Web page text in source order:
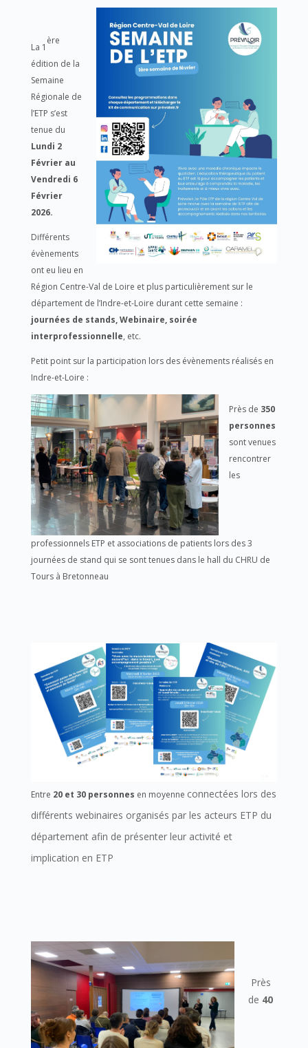
La 1
ère
édition de la
Semaine
Régionale de
l’ETP s’est
tenue du
Lundi 2
Février au
Vendredi 6
Février
2026.
Différents
évènements
ont eu lieu en
Région Centre-Val de Loire et plus particulièrement sur le
département de l’Indre-et-Loire durant cette semaine :
journées de stands, Webinaire, soirée
interprofessionnelle, etc.
Petit point sur la participation lors des évènements réalisés en
Indre-et-Loire :
Près de 350
personnes
sont venues
rencontrer
les
professionnels ETP et associations de patients lors des 3
journées de stand qui se sont tenues dans le hall du CHRU de
Tours à Bretonneau
Entre 20 et 30 personnes en moyenne connectées lors des
différents webinaires organisés par les acteurs ETP du
département afin de présenter leur activité et
implication en ETP
Près
de 40